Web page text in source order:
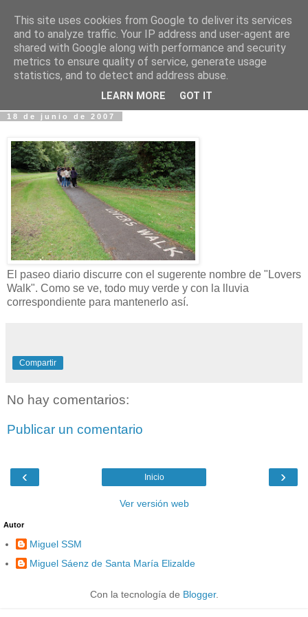
Fotos y Cosas
Miguel Sáenz de Santa María Elizalde
"Un blog es como un diario, pero sin candado".
18 de junio de 2007
El paseo diario discurre con el sugerente nombre de " Lovers
Walk". Como se ve, todo muy verde y con la lluvia
correspondiente para mantenerlo así.
Compartir
No hay comentarios:
Publicar un comentario
‹ ›
Inicio
Ver versión web
Autor
Miguel SSM
Miguel Sáenz de Santa María Elizalde
Con la tecnología de Blogger.
This site uses cookies from Google to deliver its services
and to analyze traffic. Your IP address and user-agent are
shared with Google along with performance and security
metrics to ensure quality of service, generate usage
statistics, and to detect and address abuse.
LEARN MORE GOT IT